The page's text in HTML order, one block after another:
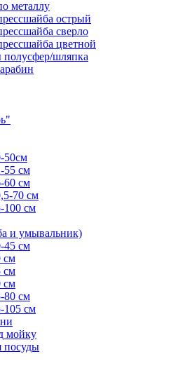
металлу
острый
сверло
цветной
полусфер/шляпка
50см
55 см
60 см
70 см
100 см
и умывальник)
45 см
см
см
см
80 см
105 см
мойку
посуды